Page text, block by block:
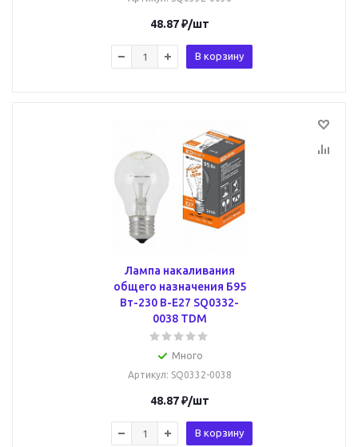
48.87₽/шт
В корзину
Лампа накаливания
общего назначения Б95
Вт-230 В-Е27 SQ0332-
0038 TDM
Много
Артикул: SQ0332-0038
48.87₽/шт
В корзину